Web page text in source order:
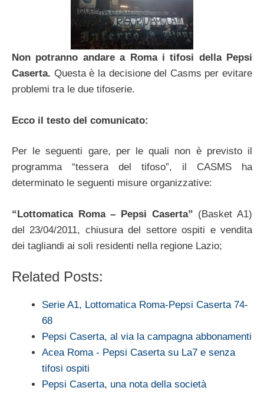
Non potranno andare a Roma i tifosi della Pepsi
Caserta. Questa è la decisione del Casms per evitare
problemi tra le due tifoserie.
Ecco il testo del comunicato:
Per le seguenti gare, per le quali non è previsto il
programma “tessera del tifoso”, il CASMS ha
determinato le seguenti misure organizzative:
“Lottomatica Roma – Pepsi Caserta” (Basket A1)
del 23/04/2011, chiusura del settore ospiti e vendita
dei tagliandi ai soli residenti nella regione Lazio;
Related Posts:
Serie A1, Lottomatica Roma-Pepsi Caserta 74-
68
Pepsi Caserta, al via la campagna abbonamenti
Acea Roma - Pepsi Caserta su La7 e senza
tifosi ospiti
Pepsi Caserta, una nota della società